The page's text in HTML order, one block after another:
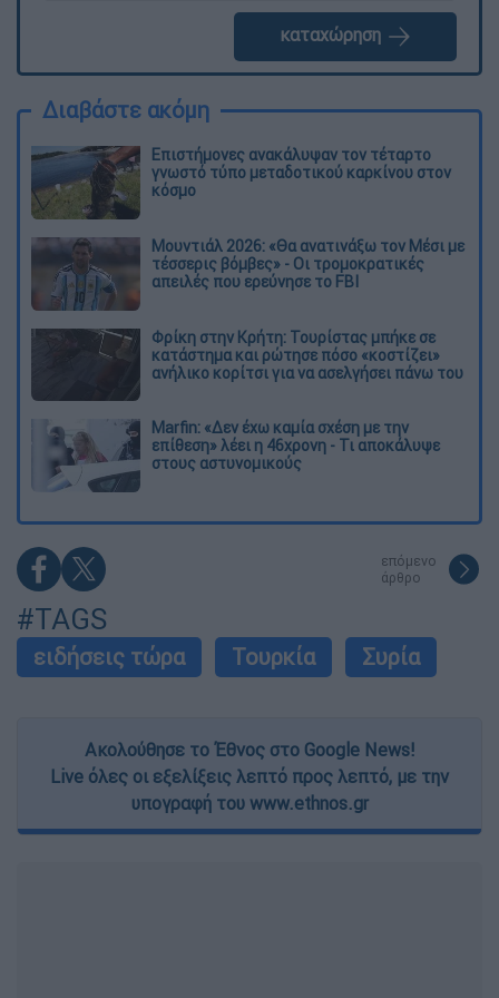
καταχώρηση
Διαβάστε ακόμη
Επιστήμονες ανακάλυψαν τον τέταρτο
γνωστό τύπο μεταδοτικού καρκίνου στον
κόσμο
Μουντιάλ 2026: «Θα ανατινάξω τον Μέσι με
τέσσερις βόμβες» - Οι τρομοκρατικές
απειλές που ερεύνησε το FBI
Φρίκη στην Κρήτη: Τουρίστας μπήκε σε
κατάστημα και ρώτησε πόσο «κοστίζει»
ανήλικο κορίτσι για να ασελγήσει πάνω του
Marfin: «Δεν έχω καμία σχέση με την
επίθεση» λέει η 46χρονη - Τι αποκάλυψε
στους αστυνομικούς
επόμενο
άρθρο
#TAGS
ειδήσεις τώρα Τουρκία Συρία
Ακολούθησε το Έθνος στο Google News!
Live όλες οι εξελίξεις λεπτό προς λεπτό, με την
υπογραφή του www.ethnos.gr